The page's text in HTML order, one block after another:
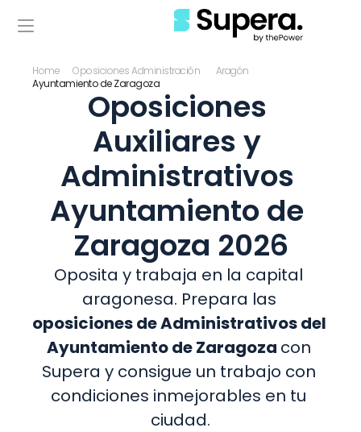
Home Oposiciones Administración
Aragón
Ayuntamiento de Zaragoza
Oposiciones
Auxiliares y
Administrativos
Ayuntamiento de
Zaragoza 2026
Oposita y trabaja en la capital
aragonesa. Prepara las
oposiciones de Administrativos del
Ayuntamiento de Zaragoza con
Supera y consigue un trabajo con
condiciones inmejorables en tu
ciudad.